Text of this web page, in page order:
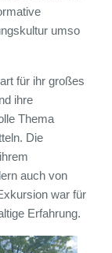
umso
für ihr großes
ihre
Thema
Die
auch von
war für
Erfahrung.